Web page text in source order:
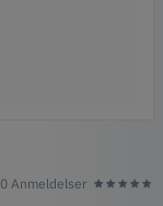
0 Anmeldelser